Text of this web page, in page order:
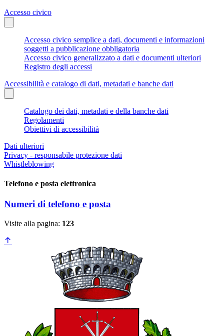
Accesso civico
Accesso civico semplice a dati, documenti e informazioni
soggetti a pubblicazione obbligatoria
Accesso civico generalizzato a dati e documenti ulteriori
Registro degli accessi
Accessibilità e catalogo di dati, metadati e banche dati
Catalogo dei dati, metadati e della banche dati
Regolamenti
Obiettivi di accessibilità
Dati ulteriori
Privacy - responsabile protezione dati
Whistleblowing
Telefono e posta elettronica
Numeri di telefono e posta
Visite alla pagina: 123